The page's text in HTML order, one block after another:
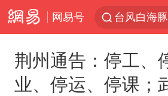
网易号
荆州通告：停工、
业、停运、停课；